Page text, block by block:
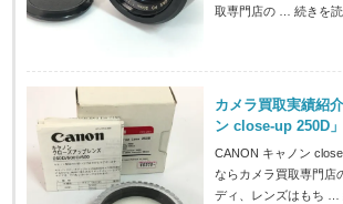
取専門店の …続きを
カメラ買取実績紹
ン close-up 250D」
CANON キャノン
ならカメラ買取専門店
ディ、レンズはもち …